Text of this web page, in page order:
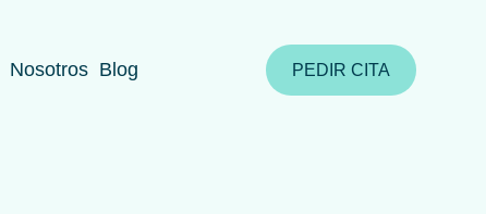
Nosotros Blog PEDIR CITA